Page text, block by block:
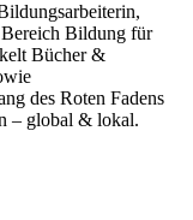
Bildung für
Bücher &
des Roten Fadens
– global & lokal.